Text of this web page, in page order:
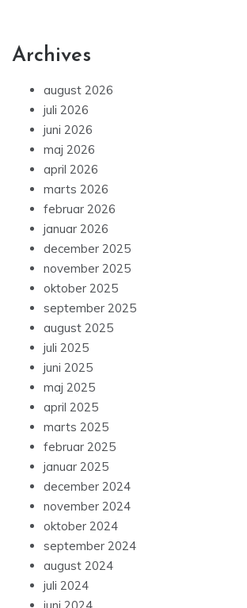
Archives
august 2026
juli 2026
juni 2026
maj 2026
april 2026
marts 2026
februar 2026
januar 2026
december 2025
november 2025
oktober 2025
september 2025
august 2025
juli 2025
juni 2025
maj 2025
april 2025
marts 2025
februar 2025
januar 2025
december 2024
november 2024
oktober 2024
september 2024
august 2024
juli 2024